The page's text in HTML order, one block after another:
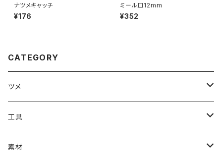
ナツメキャッチ
¥176
ミール皿12mm
¥352
CATEGORY
ツメ
#1000番台ツメ
#4100番台ツメ
工具
溶接工具（ろう付け・ハンダ付けなど）
素材